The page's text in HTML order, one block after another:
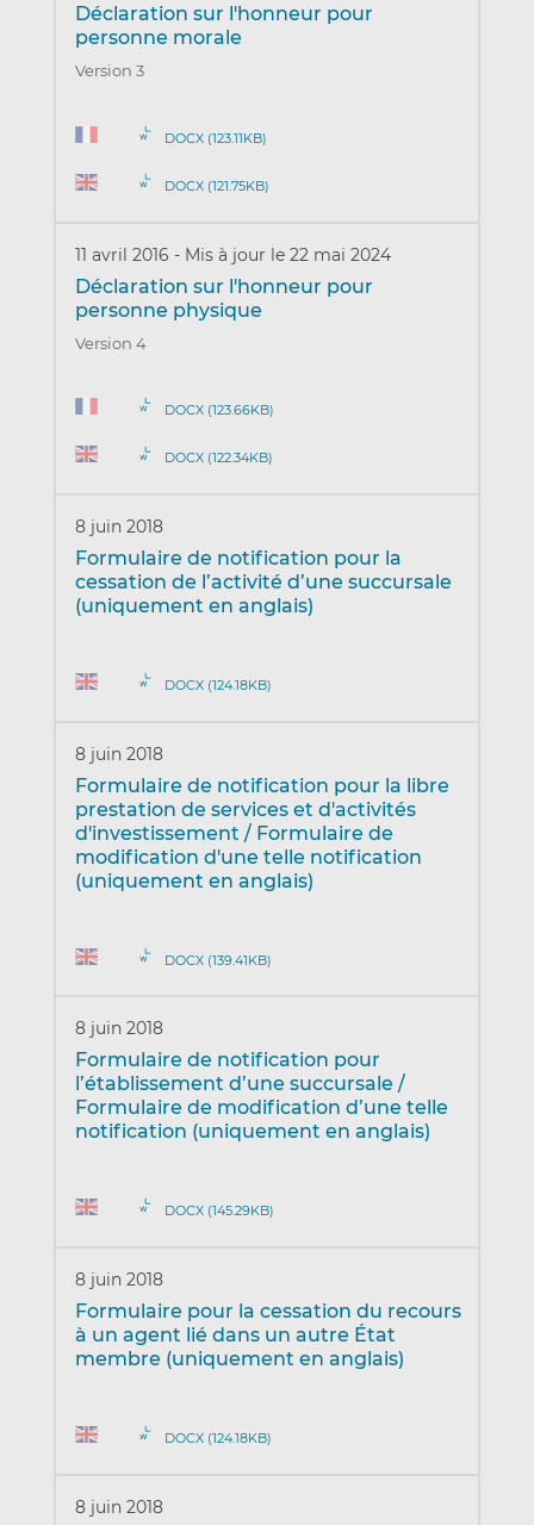
Déclaration sur l'honneur pour
personne morale
Version 3
DOCX (123.11KB)
DOCX (121.75KB)
11 avril 2016 - Mis à jour le 22 mai 2024
Déclaration sur l'honneur pour
personne physique
Version 4
DOCX (123.66KB)
DOCX (122.34KB)
8 juin 2018
Formulaire de notification pour la
cessation de l’activité d’une succursale
(uniquement en anglais)
DOCX (124.18KB)
8 juin 2018
Formulaire de notification pour la libre
prestation de services et d'activités
d'investissement / Formulaire de
modification d'une telle notification
(uniquement en anglais)
DOCX (139.41KB)
8 juin 2018
Formulaire de notification pour
l’établissement d’une succursale /
Formulaire de modification d’une telle
notification (uniquement en anglais)
DOCX (145.29KB)
8 juin 2018
Formulaire pour la cessation du recours
à un agent lié dans un autre État
membre (uniquement en anglais)
DOCX (124.18KB)
8 juin 2018